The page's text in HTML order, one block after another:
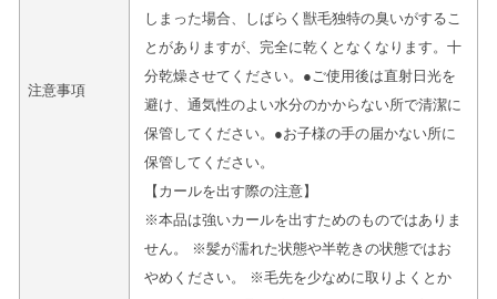
注意事項
しまった場合、しばらく獣毛独特の臭いがするこ
とがありますが、完全に乾くとなくなります。十
分乾燥させてください。●ご使用後は直射日光を
避け、通気性のよい水分のかからない所で清潔に
保管してください。●お子様の手の届かない所に
保管してください。
【カールを出す際の注意】
※本品は強いカールを出すためのものではありま
せん。 ※髪が濡れた状態や半乾きの状態ではお
やめください。 ※毛先を少なめに取りよくとか